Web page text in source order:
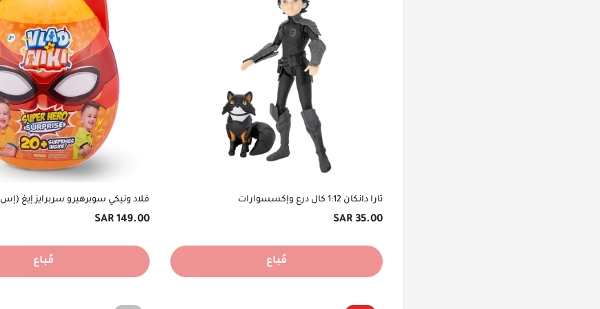
تارا دانكان 1:12 كال درع وإكسسوارات
السعر
35.00 SAR
مُباع
فلاد ونيكي سوبرهيرو سربرايز إيغ (إس 1)
السعر
149.00 SAR
مُباع